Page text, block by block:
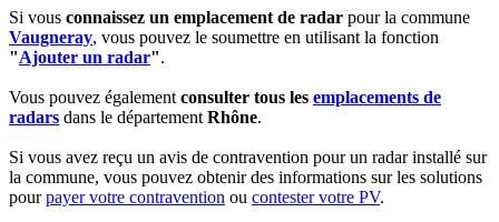
Si vous connaissez un emplacement de radar pour la commune
Vaugneray, vous pouvez le soumettre en utilisant la fonction
"Ajouter un radar".
Vous pouvez égalementconsulter tous les emplacements de
radars dans le départementRhône.
Si vous avez reçu un avis de contravention pour un radar installé sur
la commune, vous pouvez obtenir des informations sur les solutions
pourpayer votre contravention ou contester votre PV.